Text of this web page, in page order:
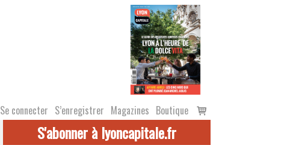
Se connecter S’enregistrer Magazines Boutique
Voir
le
S'abonner à lyoncapitale.fr